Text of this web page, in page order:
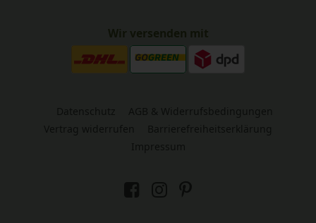
Wir versenden mit